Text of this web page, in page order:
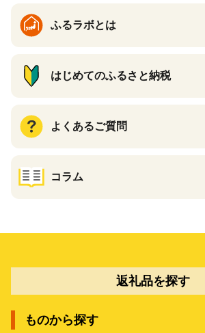
ふるラボとは
はじめてのふるさと納税
よくあるご質問
コラム
返礼品を探す
ものから探す